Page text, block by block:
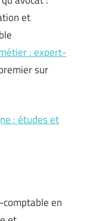
et
: expert-
sur
: études et
en